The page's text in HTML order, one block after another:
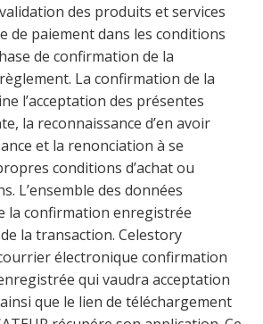
des produits et services
de paiement dans les conditions
de confirmation de la
La confirmation de la
l’acceptation des présentes
la reconnaissance d’en avoir
et la renonciation à se
conditions d’achat ou
L’ensemble des données
la confirmation enregistrée
la transaction. Celestory
électronique confirmation
qui vaudra acceptation
que le lien de téléchargement